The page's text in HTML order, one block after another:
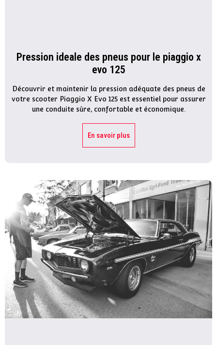
Pression ideale des pneus pour le piaggio x
evo 125
Découvrir et maintenir la pression adéquate des pneus de
votre scooter Piaggio X Evo 125 est essentiel pour assurer
une conduite sûre, confortable et économique.
En savoir plus